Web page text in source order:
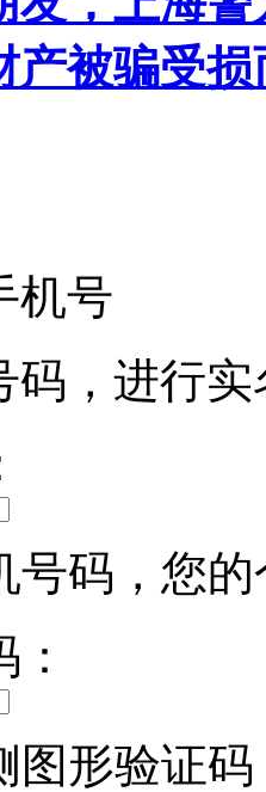
产被骗受
机号
码，进行
号码，您
图形验证码